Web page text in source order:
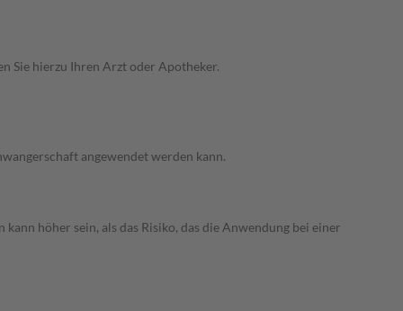
Sie hierzu Ihren Arzt oder Apotheker.
angewendet werden kann.
höher sein, als das Risiko, das die Anwendung bei einer